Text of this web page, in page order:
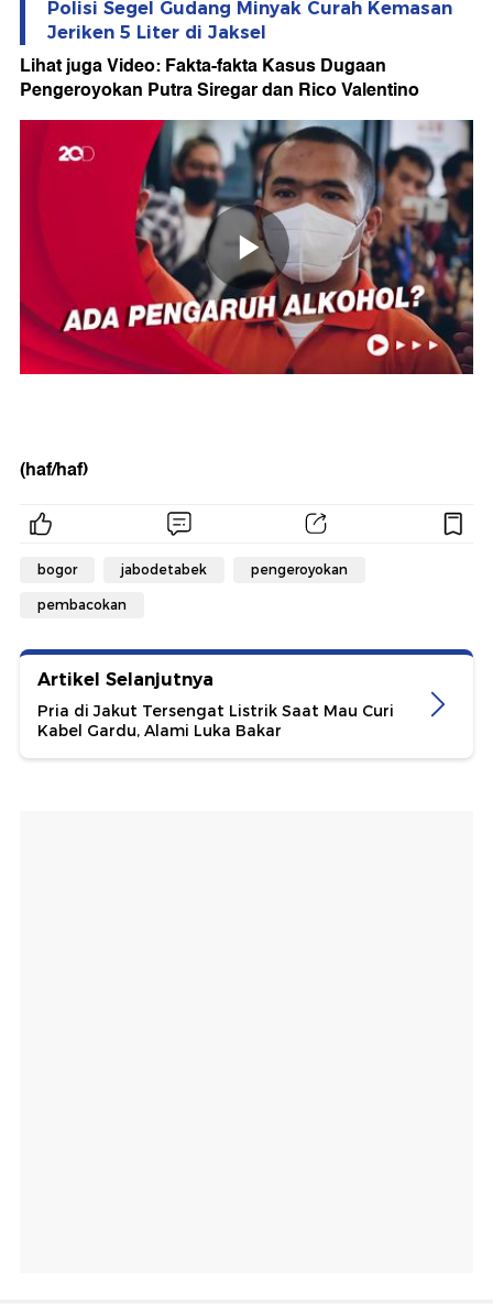
Polisi Segel Gudang Minyak Curah Kemasan
Jeriken 5 Liter di Jaksel
Lihat juga Video: Fakta-fakta Kasus Dugaan
Pengeroyokan Putra Siregar dan Rico Valentino
(haf/haf)
bogor jabodetabek pengeroyokan
pembacokan
Artikel Selanjutnya
Pria di Jakut Tersengat Listrik Saat Mau Curi
Kabel Gardu, Alami Luka Bakar